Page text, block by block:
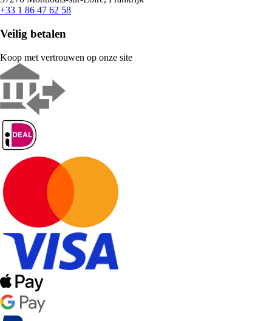
+33 1 86 47 62 58
Veilig betalen
Koop met vertrouwen op onze site